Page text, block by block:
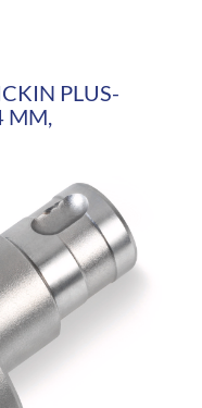
PLUS-
MM,